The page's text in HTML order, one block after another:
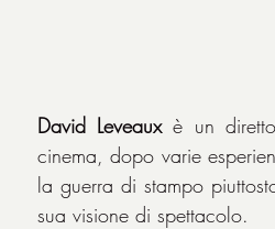
David Leveaux è un
cinema, dopo varie
la guerra di stampo
sua visione di spettacolo.